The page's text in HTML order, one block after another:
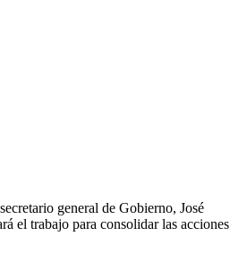
general de Gobierno, José
el trabajo para consolidar las acciones